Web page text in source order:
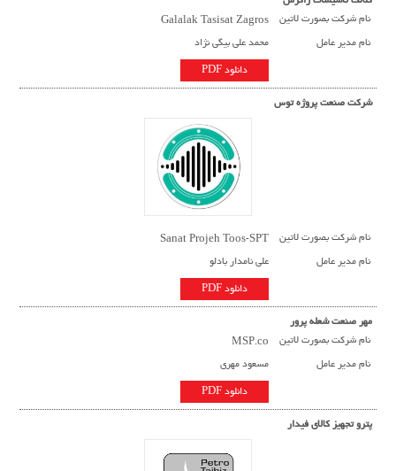
نام شرکت بصورت لاتین
Galalak Tasisat Zagros
نام مدیر عامل
محمد علی بیگی نژاد
دانلود PDF
شرکت صنعت پروژه توس
نام شرکت بصورت لاتین
Sanat Projeh Toos-SPT
نام مدیر عامل
علی نامدار بادلو
دانلود PDF
مهر صنعت شعله پرور
نام شرکت بصورت لاتین
MSP.co
نام مدیر عامل
مسعود مهری
دانلود PDF
پترو تجهیز کالای فیدار